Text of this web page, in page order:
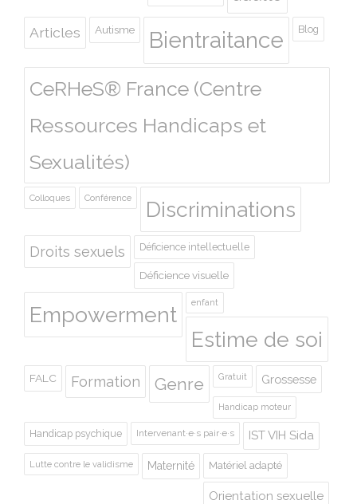
Articles Autisme Bientraitance Blog
CeRHeS® France (Centre
Ressources Handicaps et
Sexualités)
Colloques Conférence Discriminations
Droits sexuels Déficience intellectuelle
Déficience visuelle
Empowerment enfant
Estime de soi
FALC Formation Genre Gratuit Grossesse
Handicap moteur
Handicap psychique Intervenant·e·s pair·e·s IST VIH Sida
Lutte contre le validisme Maternité Matériel adapté
Orientation sexuelle